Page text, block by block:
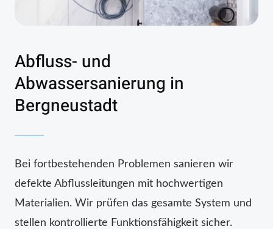
Abfluss- und
Abwassersanierung in
Bergneustadt
Bei fortbestehenden Problemen sanieren wir
defekte Abflussleitungen mit hochwertigen
Materialien. Wir prüfen das gesamte System und
stellen kontrollierte Funktionsfähigkeit sicher.